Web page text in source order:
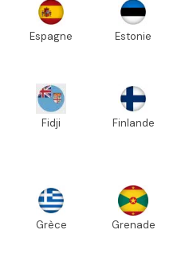
Espagne Estonie
Fidji Finlande
Grèce Grenade